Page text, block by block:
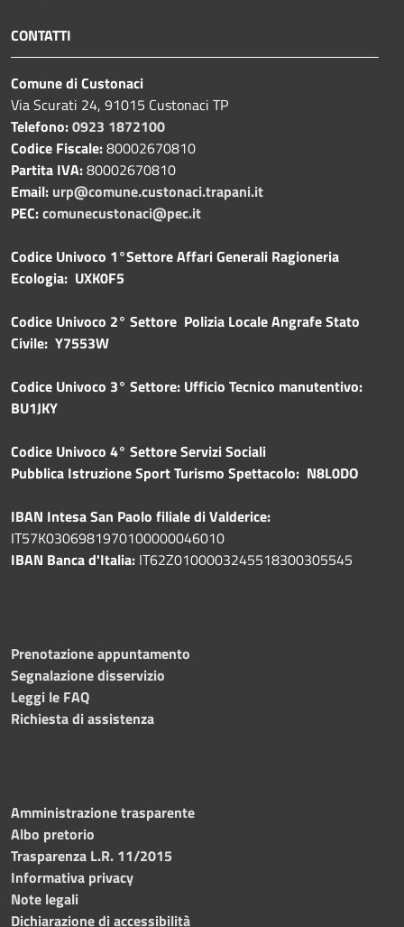
CONTATTI
Comune di Custonaci
Via Scurati 24, 91015 Custonaci TP
Telefono:0923 1872100
Codice Fiscale:80002670810
Partita IVA:80002670810
Email: urp@comune.custonaci.trapani.it
PEC:comunecustonaci@pec.it
Codice Univoco 1°Settore Affari Generali Ragioneria
Ecologia: UXK0F5
Codice Univoco 2° Settore Polizia Locale Angrafe Stato
Civile: Y7553W
Codice Univoco 3° Settore: Ufficio Tecnico manutentivo:
BU1JKY
Codice Univoco 4° Settore Servizi Sociali
Pubblica Istruzione Sport Turismo Spettacolo: N8L0DO
IBAN Intesa San Paolo filiale di Valderice:
IT57K0306981970100000046010
IBAN Banca d'Italia: IT62Z0100003245518300305545
Prenotazione appuntamento
Segnalazione disservizio
Leggi le FAQ
Richiesta di assistenza
Amministrazione trasparente
Albo pretorio
Trasparenza L.R. 11/2015
Informativa privacy
Note legali
Dichiarazione di accessibilità